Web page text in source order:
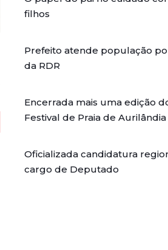
filhos
Prefeito atende população
da RDR
Encerrada mais uma edição
Festival de Praia de Aurilândia
Oficializada candidatura
cargo de Deputado